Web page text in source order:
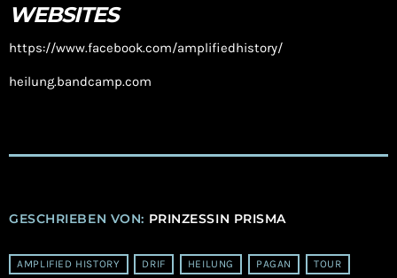
WEBSITES
https://www.facebook.com/amplifiedhistory/
heilung.bandcamp.com
GESCHRIEBEN VON: PRINZESSIN PRISMA
AMPLIFIED HISTORY DRIF HEILUNG PAGAN TOUR